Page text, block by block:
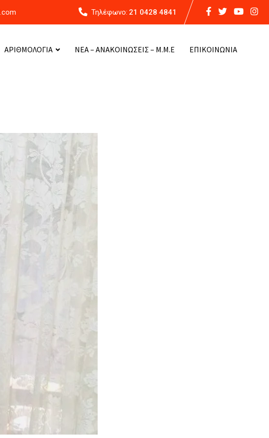
Τηλέφωνο: 21 0428 4841
ΑΡΙΘΜΟΛΟΓΙΑ ΝΕΑ – ΑΝΑΚΟΙΝΩΣΕΙΣ – Μ.Μ.Ε ΕΠΙΚΟΙΝΩΝΙΑ